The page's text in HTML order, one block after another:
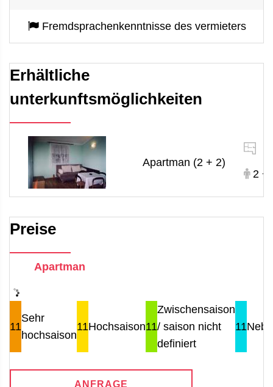
Fremdsprachenkenntnisse des vermieters
Erhältliche
unterkunftsmöglichkeiten
Apartman (2 + 2)
2 +
Preise
Apartman
11
Sehr
hochsaison
11Hochsaison11
Zwischensaison
/ saison nicht
definiert
11
ANFRAGE